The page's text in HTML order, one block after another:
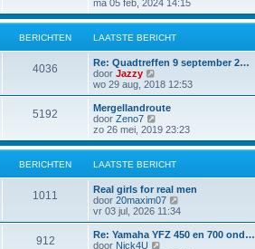
c
h
t
b
e
r
i
c
h
a
s
t
b
e
c
h
t
k
i
j
a
t
s
t
b
e
r
i
c
h
t
ma 05 feb, 2024 14:15
BERICHTEN LAATSTE BERICHT
4036
Re: Quadtreffen 9 september 2…
door Jazzy
e
k
i
k
a
a
t
s
t
e
b
e
r
i
wo 29 aug, 2018 12:53
5192
Mergellandroute
door Zeno7
e
k
i
j
a
a
t
s
t
zo 26 mei, 2019 23:23
BERICHTEN LAATSTE BERICHT
1011
Real girls for real men
door 20maxim07
e
k
i
vr 03 jul, 2026 11:34
912
Re: Yamaha YFZ 450 en 700 ond…
door Nick4U